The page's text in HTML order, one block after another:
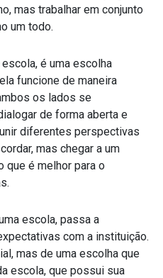
mas trabalhar em conjunto
um todo.
é uma escolha
funcione de maneira
os lados se
de forma aberta e
diferentes perspectivas
mas chegar a um
que é melhor para o
escola, passa a
com a instituição.
mas de uma escolha que
escola, que possui sua